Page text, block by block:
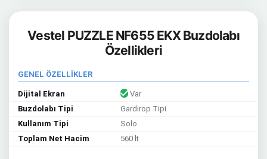
Vestel PUZZLE NF655 EKX Buzdolabı
Özellikleri
GENEL ÖZELLİKLER
Dijital Ekran
Var
Buzdolabı Tipi
Gardırop Tipi
Kullanım Tipi
Solo
Toplam Net Hacim
560 lt